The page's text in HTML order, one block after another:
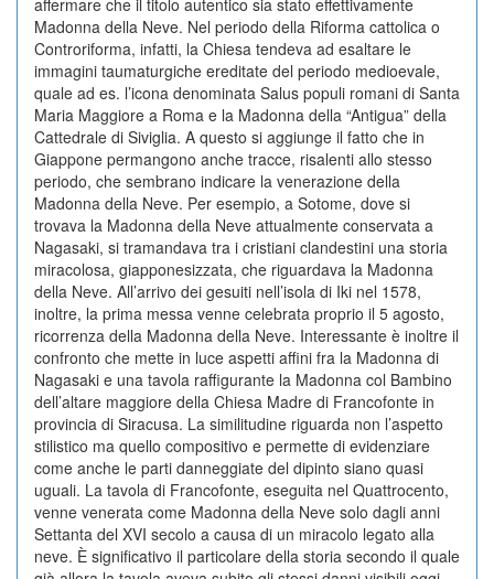
affermare che il titolo autentico sia stato effettivamente
Madonna della Neve. Nel periodo della Riforma cattolica o
Controriforma, infatti, la Chiesa tendeva ad esaltare le
immagini taumaturgiche ereditate del periodo medioevale,
quale ad es. l’icona denominata Salus populi romani di Santa
Maria Maggiore a Roma e la Madonna della “Antigua” della
Cattedrale di Siviglia. A questo si aggiunge il fatto che in
Giappone permangono anche tracce, risalenti allo stesso
periodo, che sembrano indicare la venerazione della
Madonna della Neve. Per esempio, a Sotome, dove si
trovava la Madonna della Neve attualmente conservata a
Nagasaki, si tramandava tra i cristiani clandestini una storia
miracolosa, giapponesizzata, che riguardava la Madonna
della Neve. All’arrivo dei gesuiti nell’isola di Iki nel 1578,
inoltre, la prima messa venne celebrata proprio il 5 agosto,
ricorrenza della Madonna della Neve. Interessante è inoltre il
confronto che mette in luce aspetti affini fra la Madonna di
Nagasaki e una tavola raffigurante la Madonna col Bambino
dell’altare maggiore della Chiesa Madre di Francofonte in
provincia di Siracusa. La similitudine riguarda non l’aspetto
stilistico ma quello compositivo e permette di evidenziare
come anche le parti danneggiate del dipinto siano quasi
uguali. La tavola di Francofonte, eseguita nel Quattrocento,
venne venerata come Madonna della Neve solo dagli anni
Settanta del XVI secolo a causa di un miracolo legato alla
neve. È significativo il particolare della storia secondo il quale